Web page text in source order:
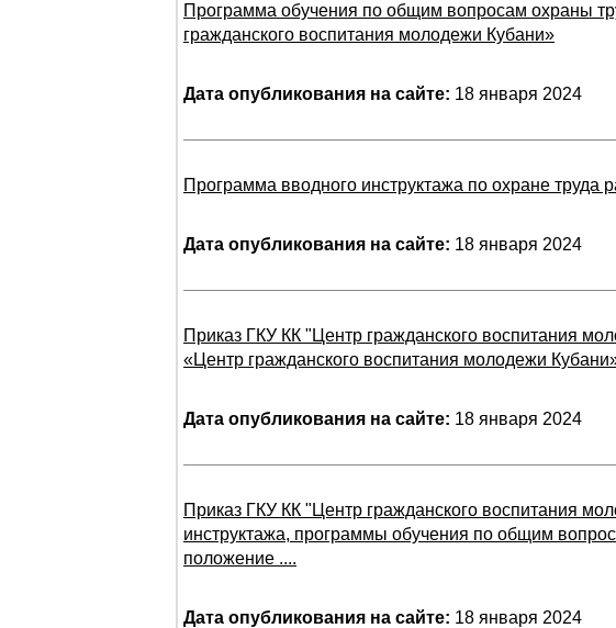
Программа обучения по общим вопросам охраны
гражданского воспитания молодежи Кубани»
Дата опубликования на сайте: 18 января 2024
Программа вводного инструктажа по охране
Дата опубликования на сайте: 18 января 2024
Приказ ГКУ КК "Центр гражданского воспитания
«Центр гражданского воспитания молодежи
Дата опубликования на сайте: 18 января 2024
Приказ ГКУ КК "Центр гражданского воспитания
инструктажа, программы обучения по общим
положение ....
Дата опубликования на сайте: 18 января 2024